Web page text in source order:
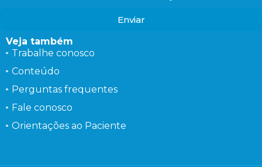
Enviar
Veja também
Trabalhe conosco
Conteúdo
Perguntas frequentes
Fale conosco
Orientações ao Paciente